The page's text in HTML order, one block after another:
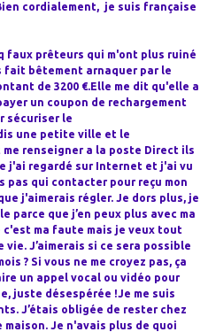
cordialement, je suis française
faux prêteurs qui m'ont plus ruiné
fait bêtement arnaquer par le
de 3200 €.Elle me dit qu'elle a
un coupon de rechargement
sécuriser le
une petite ville et le
renseigner a la poste Direct ils
j'ai regardé sur Internet et j'ai vu
pas qui contacter pour reçu mon
j'aimerais régler. Je dors plus, je
parce que j’en peux plus avec ma
ma faute mais je veux tout
J’aimerais si ce sera possible
? Si vous ne me croyez pas, ça
un appel vocal ou vidéo pour
juste désespérée !Je me suis
J’étais obligée de rester chez
Je n'avais plus de quoi